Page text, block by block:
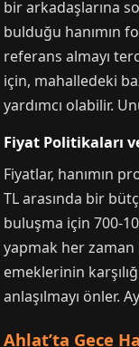
bir arkadaşlarına
bulduğu hanımın
referans almayı
için, mahalledeki
yardımcı olabilir.
Fiyat Politikaları
Fiyatlar, hanımın
TL arasında bir
buluşma için 700-
yapmak her
emeklerinin
anlaşılmayı önler.
Ahlat’ta Gece